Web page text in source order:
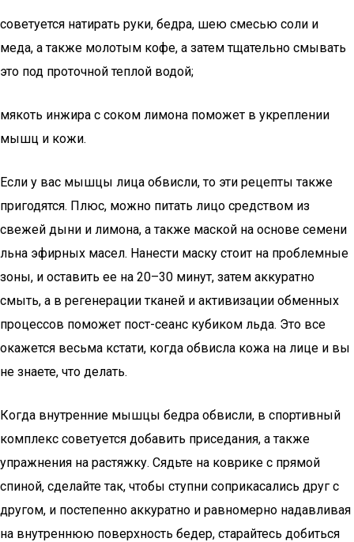
советуется натирать руки, бедра, шею смесью соли и
меда, а также молотым кофе, а затем тщательно смывать
это под проточной теплой водой;
мякоть инжира с соком лимона поможет в укреплении
мышц и кожи.
Если у вас мышцы лица обвисли, то эти рецепты также
пригодятся. Плюс, можно питать лицо средством из
свежей дыни и лимона, а также маской на основе семени
льна эфирных масел. Нанести маску стоит на проблемные
зоны, и оставить ее на 20–30 минут, затем аккуратно
смыть, а в регенерации тканей и активизации обменных
процессов поможет пост-сеанс кубиком льда. Это все
окажется весьма кстати, когда обвисла кожа на лице и вы
не знаете, что делать.
Когда внутренние мышцы бедра обвисли, в спортивный
комплекс советуется добавить приседания, а также
упражнения на растяжку. Сядьте на коврике с прямой
спиной, сделайте так, чтобы ступни соприкасались друг с
другом, и постепенно аккуратно и равномерно надавливая
на внутреннюю поверхность бедер, старайтесь добиться